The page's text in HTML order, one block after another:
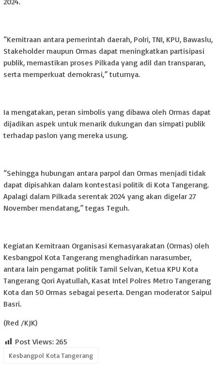
“Kemitraan antara pemerintah daerah, Polri, TNI, KPU, Bawaslu,
Stakeholder maupun Ormas dapat meningkatkan partisipasi
publik, memastikan proses Pilkada yang adil dan transparan,
serta memperkuat demokrasi,” tuturnya.
Ia mengatakan, peran simbolis yang dibawa oleh Ormas dapat
dijadikan aspek untuk menarik dukungan dan simpati publik
terhadap paslon yang mereka usung.
“Sehingga hubungan antara parpol dan Ormas menjadi tidak
dapat dipisahkan dalam kontestasi politik di Kota Tangerang.
Apalagi dalam Pilkada serentak 2024 yang akan digelar 27
November mendatang,” tegas Teguh.
Kegiatan Kemitraan Organisasi Kemasyarakatan (Ormas) oleh
Kesbangpol Kota Tangerang menghadirkan narasumber,
antara lain pengamat politik Tamil Selvan, Ketua KPU Kota
Tangerang Qori Ayatullah, Kasat Intel Polres Metro Tangerang
Kota dan 50 Ormas sebagai peserta. Dengan moderator Saipul
Basri.
(Red /KJK)
Post Views: 265
Kesbangpol Kota Tangerang